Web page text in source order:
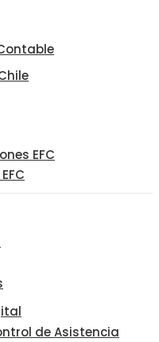
EFC
de Asistencia